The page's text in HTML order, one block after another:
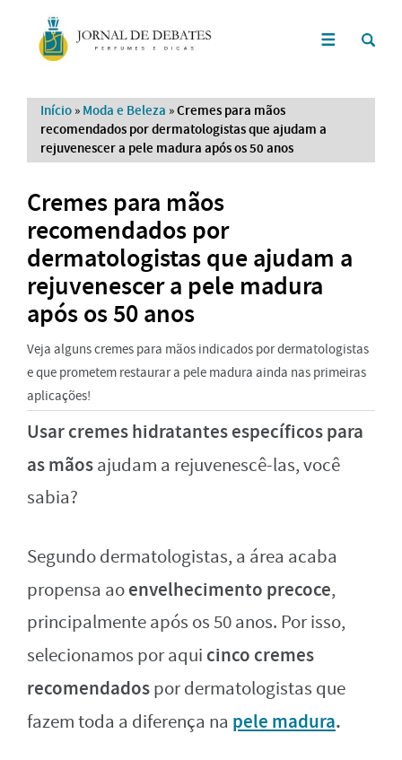
Início » Moda e Beleza »Cremes para mãos
recomendados por dermatologistas que ajudam a
rejuvenescer a pele madura após os 50 anos
Cremes para mãos
recomendados por
dermatologistas que ajudam a
rejuvenescer a pele madura
após os 50 anos
Veja alguns cremes para mãos indicados por dermatologistas
e que prometem restaurar a pele madura ainda nas primeiras
aplicações!
Usar cremes hidratantes específicos para
as mãosajudam a rejuvenescê-las, você
sabia?
Segundo dermatologistas, a área acaba
propensa aoenvelhecimento precoce,
principalmente após os 50 anos. Por isso,
selecionamos por aqui cinco cremes
recomendadospor dermatologistas que
fazem toda a diferença na pele madura.